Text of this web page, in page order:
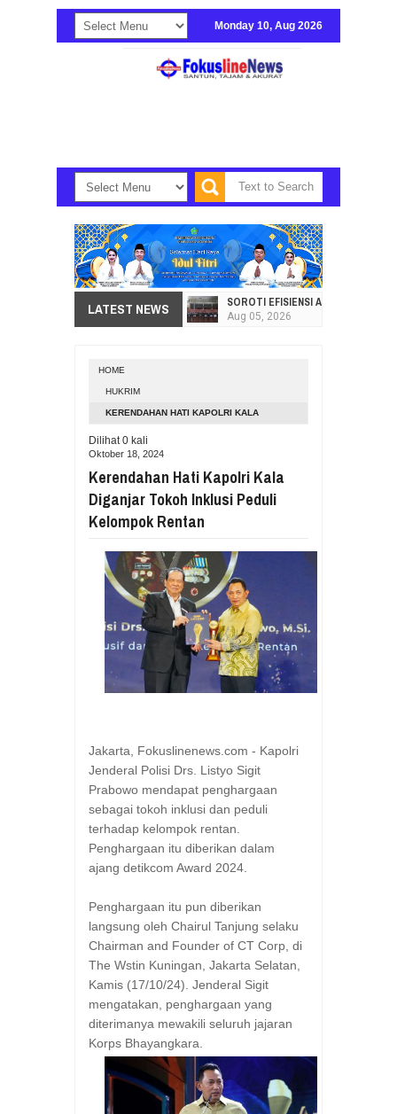
Monday 10, Aug 2026
LATEST NEWS SOROTI EFISIENSI APBD, DPRD
Aug 05, 2026
GUBERNUR YULIUS BAWAKAN
Aug 05, 2026
GERAK CEPAT PEMPROV SULUT
Aug
RESES IRENE GOLDA PINONTOAN
Aug 04,
RESES II DPRD SULUT, ROYKE
Aug 03, 2026
RESES II 2026, EUGENIE MANTIRI
HOME
HUKRIM
KERENDAHAN HATI KAPOLRI KALA
KELOMPOK RENTAN
Dilihat0 kali
Oktober 18, 2024
Kerendahan Hati Kapolri Kala
Diganjar Tokoh Inklusi Peduli
Kelompok Rentan
Jakarta, Fokuslinenews.com - Kapolri
Jenderal Polisi Drs. Listyo Sigit
Prabowo mendapat penghargaan
sebagai tokoh inklusi dan peduli
terhadap kelompok rentan.
Penghargaan itu diberikan dalam
ajang detikcom Award 2024.
Penghargaan itu pun diberikan
langsung oleh Chairul Tanjung selaku
Chairman and Founder of CT Corp, di
The Wstin Kuningan, Jakarta Selatan,
Kamis (17/10/24). Jenderal Sigit
mengatakan, penghargaan yang
diterimanya mewakili seluruh jajaran
Korps Bhayangkara.